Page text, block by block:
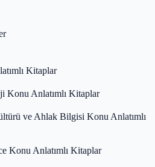
Kitaplar
Konu Anlatımlı Kitaplar
ve Ahlak Bilgisi Konu Anlatımlı
Konu Anlatımlı Kitaplar